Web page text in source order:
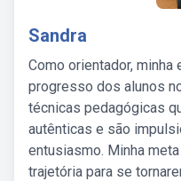
Sandra
Como orientador, minha
progresso dos alunos
técnicas pedagógicas
autênticas e são
entusiasmo. Minha
trajetória para se